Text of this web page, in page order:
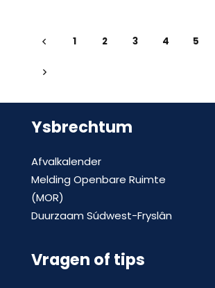
1 2 3 4 5
Ysbrechtum
Afvalkalender
Melding Openbare Ruimte
(MOR)
Duurzaam Súdwest-Fryslân
Vragen of tips